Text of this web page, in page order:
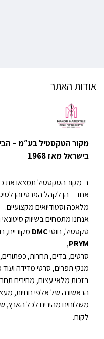
אודות האתר
מקור הטקסטיל בע״מ –
בישראל מאז 1968
ב־מקור הטקסטיל תמצאו את
אחד – הן לקהל הפרטי והן
מלאכה וסטודיואים מקצועיים.
אנחנו מתמחים בשיווק
טקסטיל, חוטיDMC מקוריים,
PRYM
,
סרטים, בדים, תחרות, כפתורים,
מנקי תפרים, סרטי מדידה
בזכות מלאי עצום, מחירים
הראשונה של אלפי חנויות,
משלוחים מהירים לכל הארץ,
לקוח.